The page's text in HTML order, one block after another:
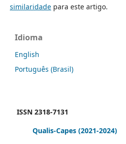
similaridadepara este artigo.
Idioma
English
Português (Brasil)
ISSN 2318-7131
Qualis-Capes (2021-2024)